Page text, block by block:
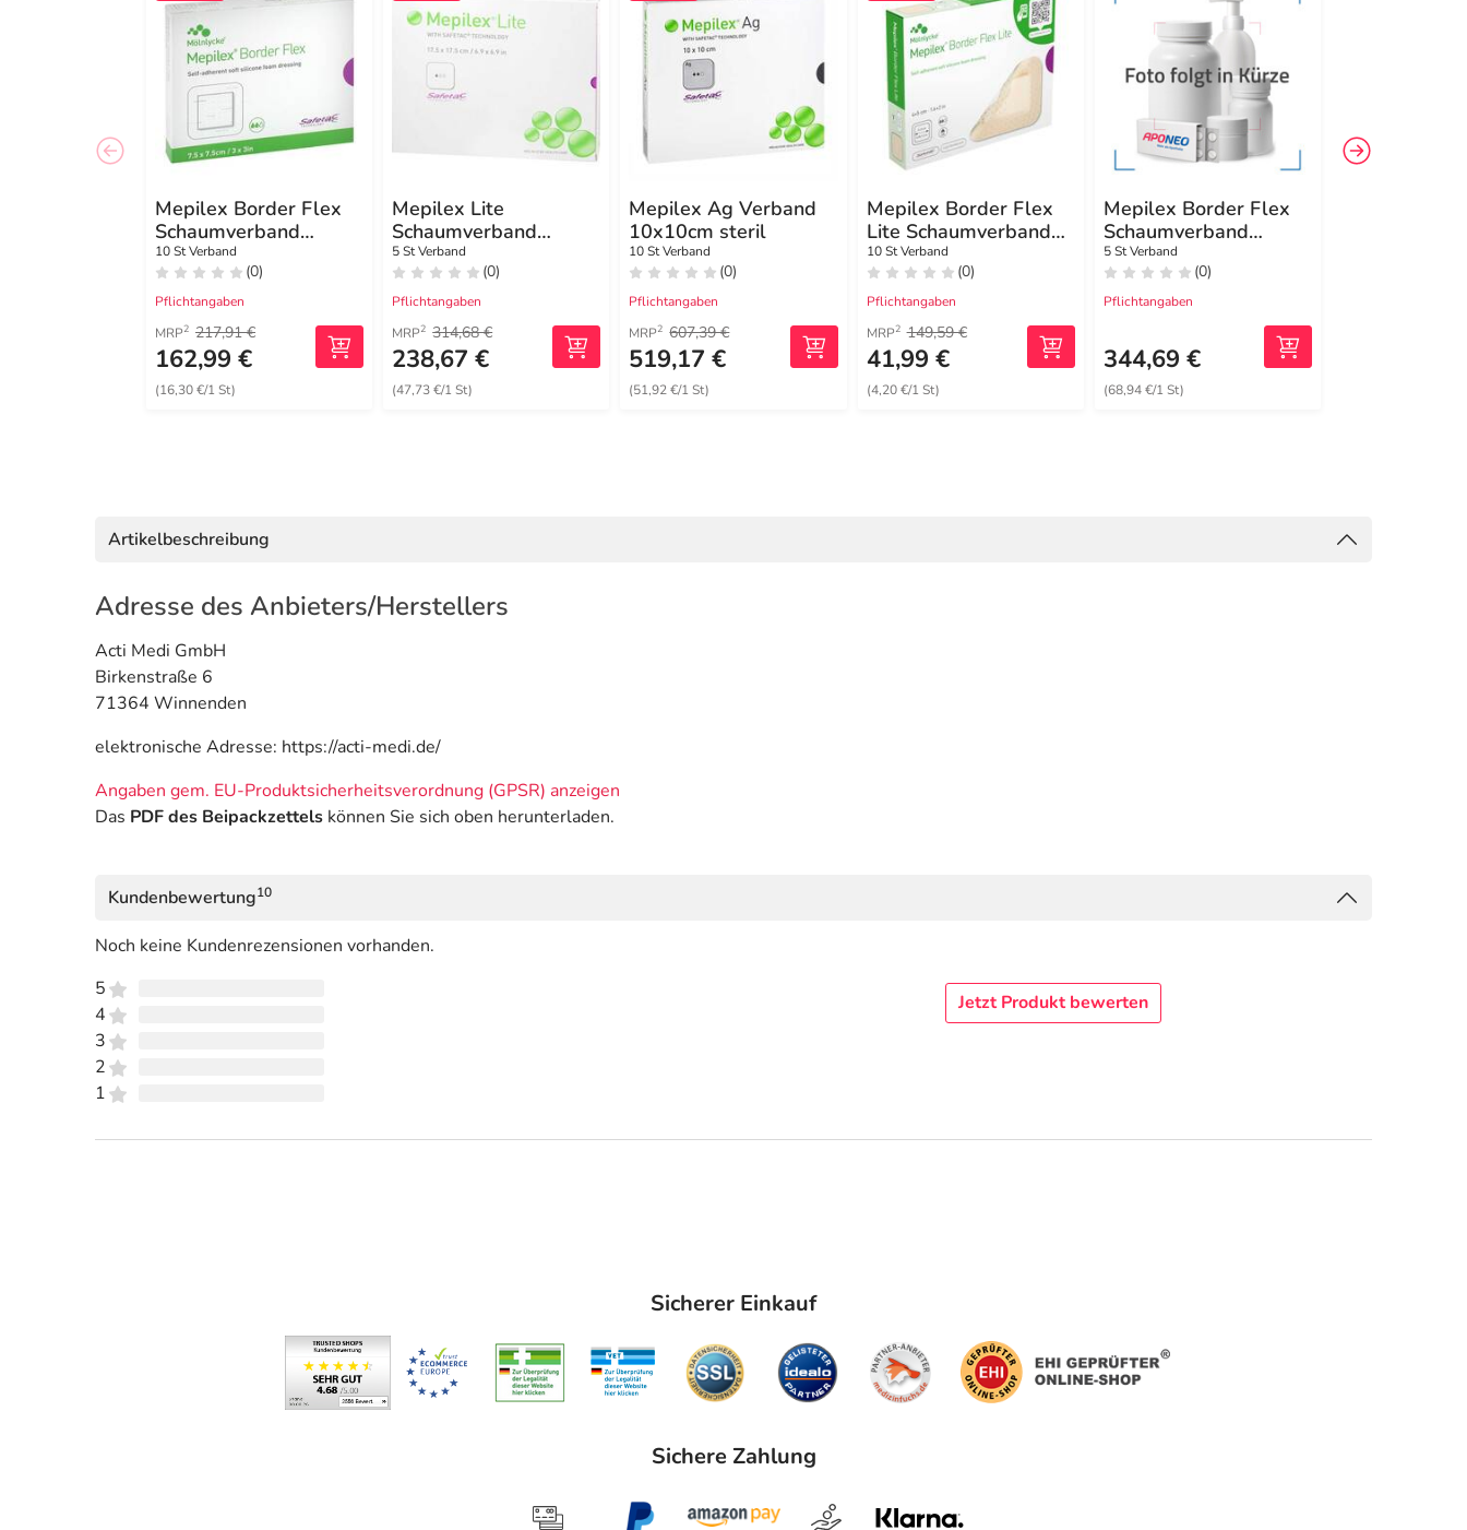
Mepilex Border Flex
Schaumverband
haftend 7,5x7,5 cm
10 St Verband
(0)
Pflichtangaben
MRP2 217,91 €
162,99 €
(16,30 €/1 St)
Mepilex Lite
Schaumverband
17,5x17,5cm steril
5 St Verband
(0)
Pflichtangaben
MRP2 314,68 €
238,67 €
(47,73 €/1 St)
Mepilex Ag Verband
10x10cm steril
10 St Verband
(0)
Pflichtangaben
MRP2 607,39 €
519,17 €
(51,92 €/1 St)
Mepilex Border Flex
Lite Schaumverband
4x5 cm
10 St Verband
(0)
Pflichtangaben
MRP2 149,59 €
41,99 €
(4,20 €/1 St)
Mepilex Border Flex
Schaumverband
haft.15x19 cm oval
5 St Verband
(0)
Pflichtangaben
344,69 €
(68,94 €/1 St)
Artikelbeschreibung
Adresse des Anbieters/Herstellers
Acti Medi GmbH
Birkenstraße 6
71364 Winnenden
elektronische Adresse: https://acti-medi.de/
Angaben gem. EU-Produktsicherheitsverordnung (GPSR) anzeigen
Das PDF des Beipackzettels können Sie sich oben herunterladen.
Kundenbewertung10
Noch keine Kundenrezensionen vorhanden.
5
4
3
2
1
Jetzt Produkt bewerten
Sicherer Einkauf
Sichere Zahlung